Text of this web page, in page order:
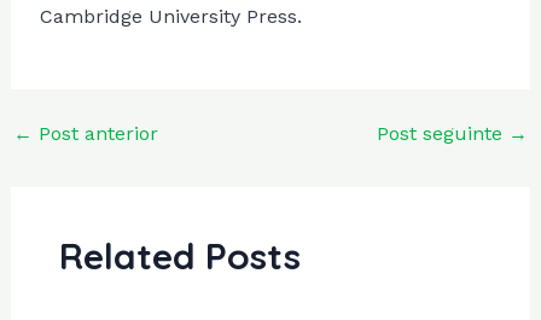
Cambridge University Press.
Post
← Post anterior Post seguinte →
Related Posts